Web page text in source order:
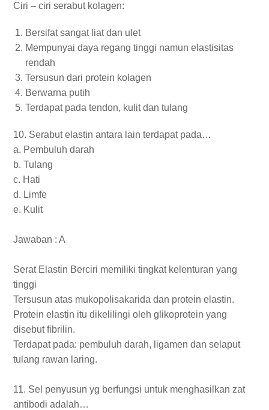
Ciri – ciri serabut kolagen:
Bersifat sangat liat dan ulet
Mempunyai daya regang tinggi namun elastisitas
rendah
Tersusun dari protein kolagen
Berwarna putih
Terdapat pada tendon, kulit dan tulang
10. Serabut elastin antara lain terdapat pada…
a. Pembuluh darah
b. Tulang
c. Hati
d. Limfe
e. Kulit
Jawaban : A
Serat Elastin Berciri memiliki tingkat kelenturan yang
tinggi
Tersusun atas mukopolisakarida dan protein elastin.
Protein elastin itu dikelilingi oleh glikoprotein yang
disebut fibrilin.
Terdapat pada: pembuluh darah, ligamen dan selaput
tulang rawan laring.
11. Sel penyusun yg berfungsi untuk menghasilkan zat
antibodi adalah…